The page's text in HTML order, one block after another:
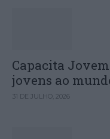
Capacita
jovens ao
31 DE JULHO, 2026